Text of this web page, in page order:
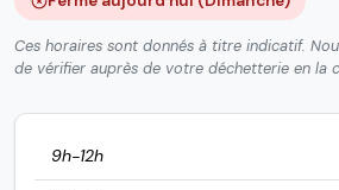
Ces horaires sont donnés à titre indicatif.
de vérifier auprès de votre déchetterie en la
9h-12h